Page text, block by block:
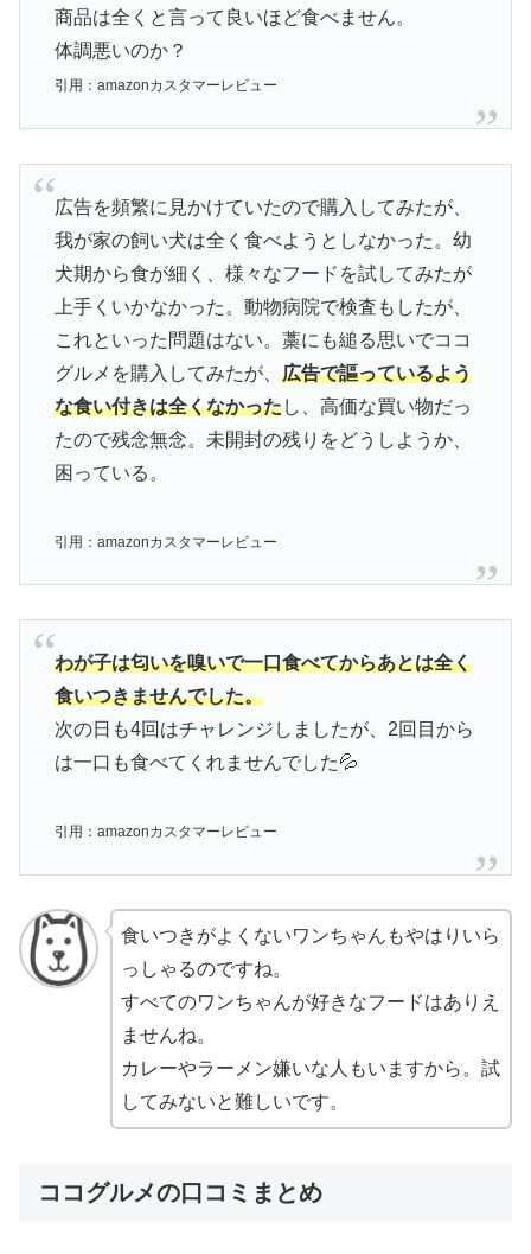
商品は全くと言って良いほど食べません。
体調悪いのか？
引用：amazonカスタマーレビュー
広告を頻繁に見かけていたので購入してみたが、
我が家の飼い犬は全く食べようとしなかった。幼
犬期から食が細く、様々なフードを試してみたが
上手くいかなかった。動物病院で検査もしたが、
これといった問題はない。藁にも縋る思いでココ
グルメを購入してみたが、 広告で謳っているよう
な食い付きは全くなかったし、高価な買い物だっ
たので残念無念。未開封の残りをどうしようか、
困っている。
引用：amazonカスタマーレビュー
わが子は匂いを嗅いで一口食べてからあとは全く
食いつきませんでした。
次の日も4回はチャレンジしましたが、2回目から
は一口も食べてくれませんでした💦
引用：amazonカスタマーレビュー
食いつきがよくないワンちゃんもやはりいら
っしゃるのですね。
すべてのワンちゃんが好きなフードはありえ
ませんね。
カレーやラーメン嫌いな人もいますから。試
してみないと難しいです。
ココグルメの口コミまとめ